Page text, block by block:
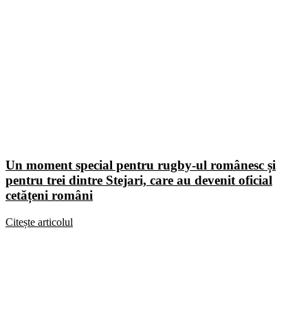
Un moment special pentru rugby-ul românesc și
pentru trei dintre Stejari, care au devenit oficial
cetățeni români
Citește articolul